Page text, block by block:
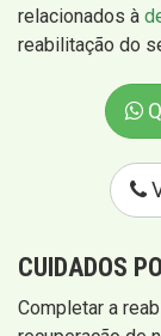
relacionados à
reabilitação do
CUIDADOS
Completar a